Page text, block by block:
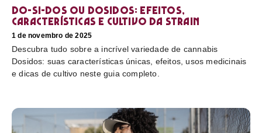
Do-Si-Dos ou Dosidos: efeitos,
características e cultivo da strain
1 de novembro de 2025
Descubra tudo sobre a incrível variedade de cannabis
Dosidos: suas características únicas, efeitos, usos medicinais
e dicas de cultivo neste guia completo.